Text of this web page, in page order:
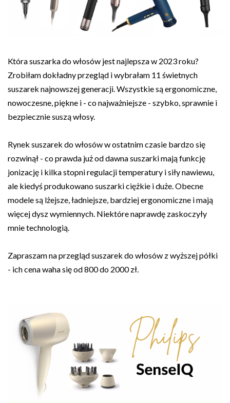
Która suszarka do włosów jest najlepsza w 2023 roku?
Zrobiłam dokładny przegląd i wybrałam 11 świetnych
suszarek najnowszej generacji. Wszystkie są ergonomiczne,
nowoczesne, piękne i - co najważniejsze - szybko, sprawnie i
bezpiecznie suszą włosy.
Rynek suszarek do włosów w ostatnim czasie bardzo się
rozwinął - co prawda już od dawna suszarki mają funkcję
jonizację i kilka stopni regulacji temperatury i siły nawiewu,
ale kiedyś produkowano suszarki ciężkie i duże. Obecne
modele są lżejsze, ładniejsze, bardziej ergonomiczne i mają
więcej dysz wymiennych. Niektóre naprawdę zaskoczyły
mnie technologią.
Zapraszam na przegląd suszarek do włosów z wyższej półki
- ich cena waha się od 800 do 2000 zł.